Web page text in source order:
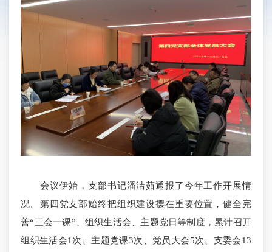
会议伊始，支部书记潘洁茹通报了今年工作开展情
况。第四党支部始终把组织建设摆在重要位置，健全完
善“三会一课”、组织生活会、主题党日等制度，累计召开
组织生活会1次、主题党课3次、党员大会5次、支委会13